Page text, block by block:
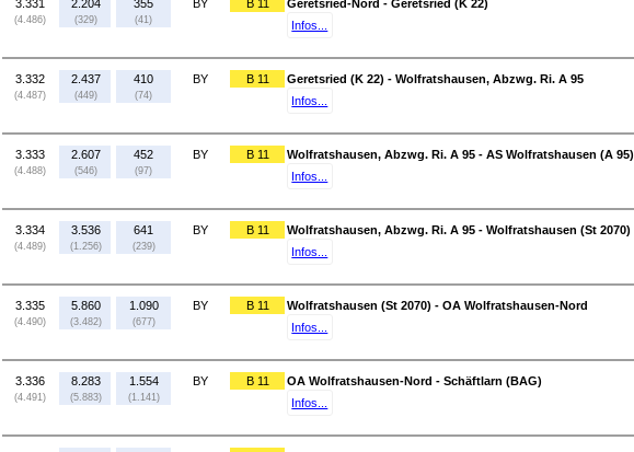
3.331
(4.486)
2.204
(329)
355
(41)
BY B 11
Geretsried-Nord - Geretsried (K 22)
Infos...
3.332
(4.487)
2.437
(449)
410
(74)
BY B 11
Geretsried (K 22) - Wolfratshausen, Abzwg. Ri. A 95
Infos...
3.333
(4.488)
2.607
(546)
452
(97)
BY B 11
Wolfratshausen, Abzwg. Ri. A 95 - AS Wolfratshausen (A 95)
Infos...
3.334
(4.489)
3.536
(1.256)
641
(239)
BY B 11
Wolfratshausen, Abzwg. Ri. A 95 - Wolfratshausen (St 2070)
Infos...
3.335
(4.490)
5.860
(3.482)
1.090
(677)
BY B 11
Wolfratshausen (St 2070) - OA Wolfratshausen-Nord
Infos...
3.336
(4.491)
8.283
(5.883)
1.554
(1.141)
BY B 11
OA Wolfratshausen-Nord - Schäftlarn (BAG)
Infos...